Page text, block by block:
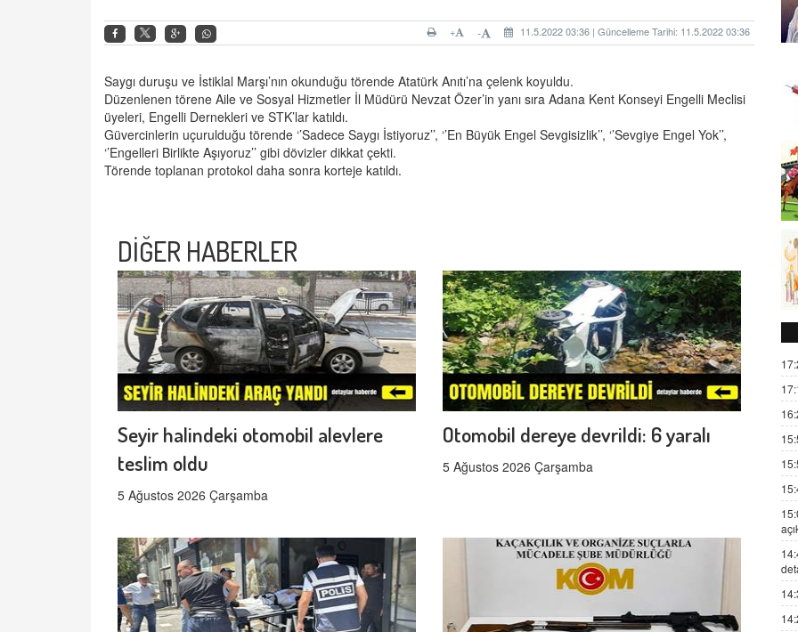
11.5.2022 03:36 | Güncelleme Tarihi: 11.5.2022 03:36
-
+
Saygı duruşu ve İstiklal Marşı’nın okunduğu törende Atatürk Anıtı’na çelenk koyuldu.
Düzenlenen törene Aile ve Sosyal Hizmetler İl Müdürü Nevzat Özer’in yanı sıra Adana Kent Konseyi Engelli Meclisi
üyeleri, Engelli Dernekleri ve STK’lar katıldı.
Güvercinlerin uçurulduğu törende ‘’Sadece Saygı İstiyoruz’’, ‘’En Büyük Engel Sevgisizlik’’, ‘’Sevgiye Engel Yok’’,
‘’Engelleri Birlikte Aşıyoruz’’ gibi dövizler dikkat çekti.
Törende toplanan protokol daha sonra korteje katıldı.
DİĞER HABERLER
Seyir halindeki otomobil alevlere
teslim oldu
5 Ağustos 2026 Çarşamba
Otomobil dereye devrildi: 6 yaralı
5 Ağustos 2026 Çarşamba